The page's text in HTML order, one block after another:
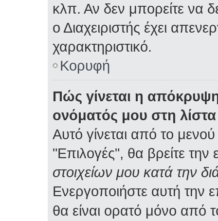
κλπ. Αν δεν μπορείτε να
ο Διαχειριστής έχει
χαρακτηριστικό.
Κορυφή
Πώς γίνεται η
ονόματός μου στη
Αυτό γίνεται από το
"Επιλογές", θα βρείτε την
στοιχείων μου κατά την
Ενεργοποιήστε αυτή την
θα είναι ορατό μόνο από